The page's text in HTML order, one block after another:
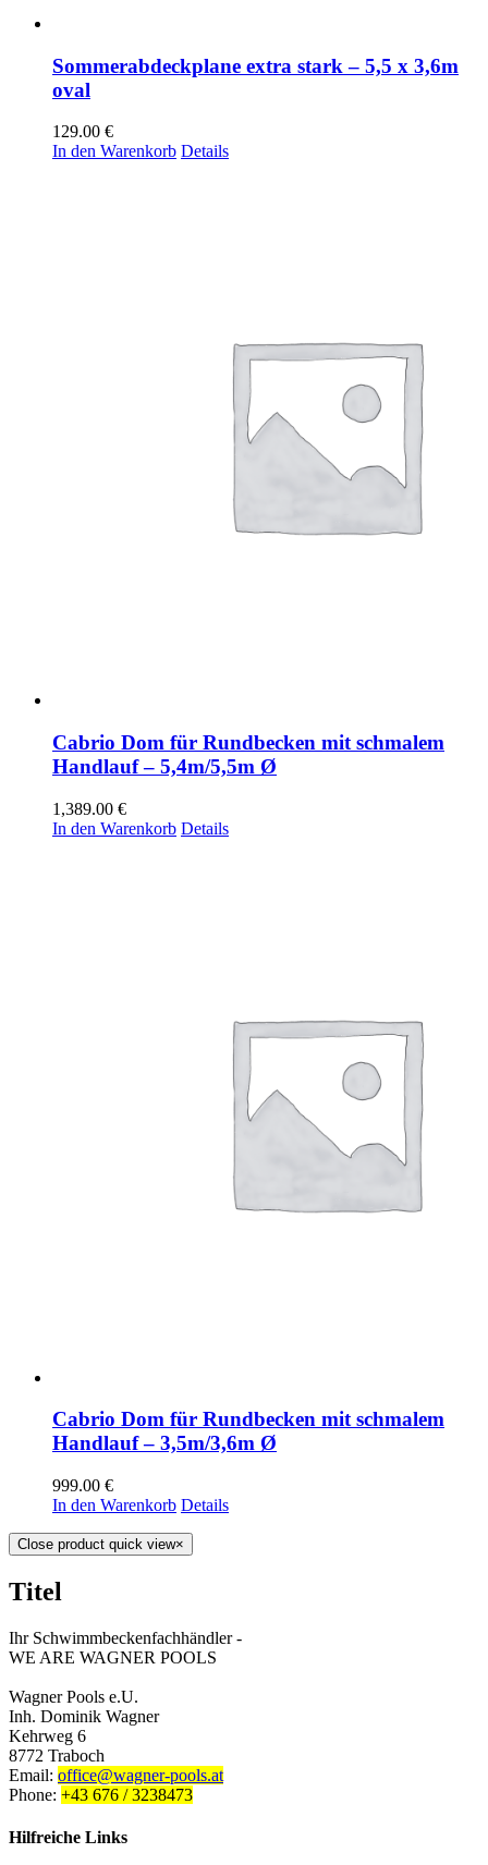
Sommerabdeckplane extra stark – 5,5 x 3,6m
oval
129.00 €
In den Warenkorb Details
Cabrio Dom für Rundbecken mit schmalem
Handlauf – 5,4m/5,5m Ø
1,389.00 €
In den Warenkorb Details
Cabrio Dom für Rundbecken mit schmalem
Handlauf – 3,5m/3,6m Ø
999.00 €
In den Warenkorb Details
Close product quick view×
Titel
Ihr Schwimmbeckenfachhändler -
WE ARE WAGNER POOLS
Wagner Pools e.U.
Inh. Dominik Wagner
Kehrweg 6
8772 Traboch
Email: office@wagner-pools.at
Phone: +43 676 / 3238473
Hilfreiche Links